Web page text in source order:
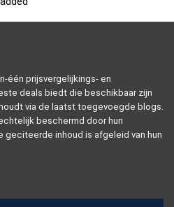
één prijsvergelijkings- en
deals biedt die beschikbaar zijn
via de laatst toegevoegde blogs.
beschermd door hun
inhoud is afgeleid van hun